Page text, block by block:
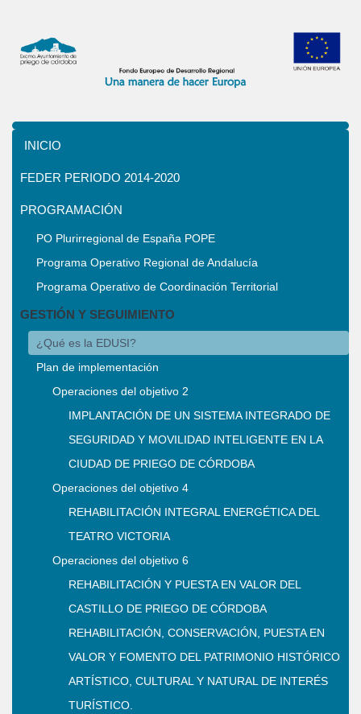
INICIO
FEDER PERIODO 2014-2020
PROGRAMACIÓN
PO Plurirregional de España POPE
Programa Operativo Regional de Andalucía
Programa Operativo de Coordinación Territorial
GESTIÓN Y SEGUIMIENTO
¿Qué es la EDUSI?
Plan de implementación
Operaciones del objetivo 2
IMPLANTACIÓN DE UN SISTEMA INTEGRADO DE
SEGURIDAD Y MOVILIDAD INTELIGENTE EN LA
CIUDAD DE PRIEGO DE CÓRDOBA
Operaciones del objetivo 4
REHABILITACIÓN INTEGRAL ENERGÉTICA DEL
TEATRO VICTORIA
Operaciones del objetivo 6
REHABILITACIÓN Y PUESTA EN VALOR DEL
CASTILLO DE PRIEGO DE CÓRDOBA
REHABILITACIÓN, CONSERVACIÓN, PUESTA EN
VALOR Y FOMENTO DEL PATRIMONIO HISTÓRICO
ARTÍSTICO, CULTURAL Y NATURAL DE INTERÉS
TURÍSTICO.